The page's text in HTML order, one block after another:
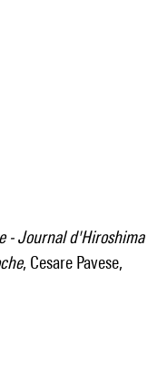
- Journal d'Hiroshima
, Cesare Pavese,